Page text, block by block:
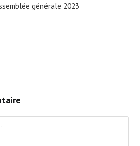
générale 2023